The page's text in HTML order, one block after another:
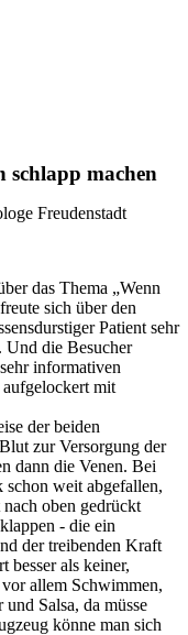
schlapp machen
Freudenstadt
das Thema „Wenn
sich über den
Patient sehr
Und die Besucher
informativen
mit
der beiden
zur Versorgung der
dann die Venen. Bei
weit abgefallen,
oben gedrückt
- die ein
der treibenden Kraft
besser als keiner,
allem Schwimmen,
Salsa, da müsse
könne man sich